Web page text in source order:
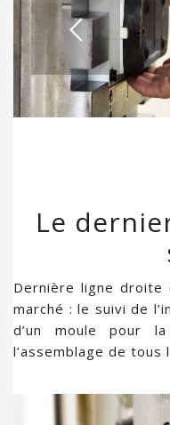
Le
Dernière ligne
marché : le suivi de
d’un moule pour
l’assemblage de tous